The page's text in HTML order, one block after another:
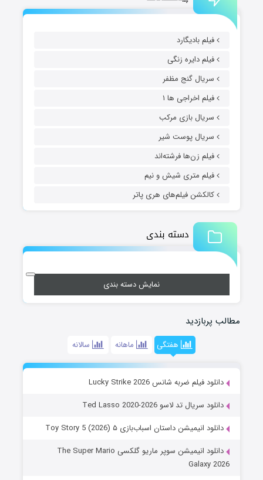
فیلم بادیگارد
فیلم دایره زنگی
سریال گنج مظفر
فیلم اخراجی ها ۱
سریال بازی مرکب
سریال پوست شیر
فیلم زن‌ها فرشته‌اند
فیلم متری شیش و نیم
کالکشن فیلم‌های هری پاتر
دسته بندی
نمایش دسته بندی
مطالب پربازدید
هفتگی ماهانه سالانه
دانلود فیلم ضربه شانس Lucky Strike 2026
دانلود سریال تد لاسو Ted Lasso 2020-2026
دانلود انیمیشن داستان اسباب‌بازی ۵ Toy Story 5 (2026)
دانلود انیمیشن سوپر ماریو گلکسی The Super Mario
Galaxy 2026